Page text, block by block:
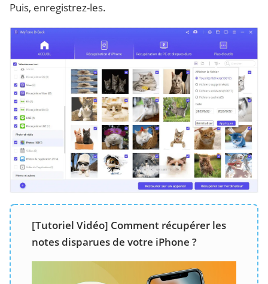
Puis, enregistrez-les.
[Tutoriel Vidéo] Comment récupérer les
notes disparues de votre iPhone ?